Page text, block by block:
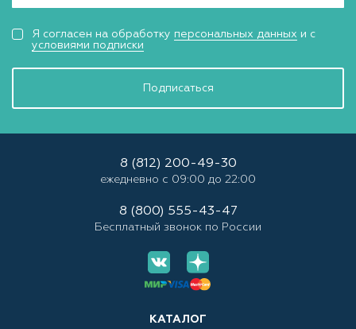
Подписаться
Я согласен на обработку персональных данных и с
условиями подписки
КАТАЛОГ
8 (812) 200-49-30
ежедневно с 09:00 до 22:00
8 (800) 555-43-47
Бесплатный звонок по России